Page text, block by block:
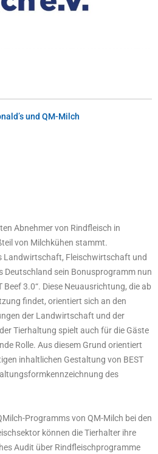
und QM-Milch
Abnehmer von Rindfleisch in
von Milchkühen stammt.
Landwirtschaft, Fleischwirtschaft und
Deutschland sein Bonusprogramm nun
3.0“. Diese Neuausrichtung, die ab
findet, orientiert sich an den
der Landwirtschaft und der
Tierhaltung spielt auch für die Gäste
Rolle. Aus diesem Grund orientiert
inhaltlichen Gestaltung von BEST
des
Programms von QM-Milch bei den
können die Tierhalter ihre
Audit über Rindfleischprogramme